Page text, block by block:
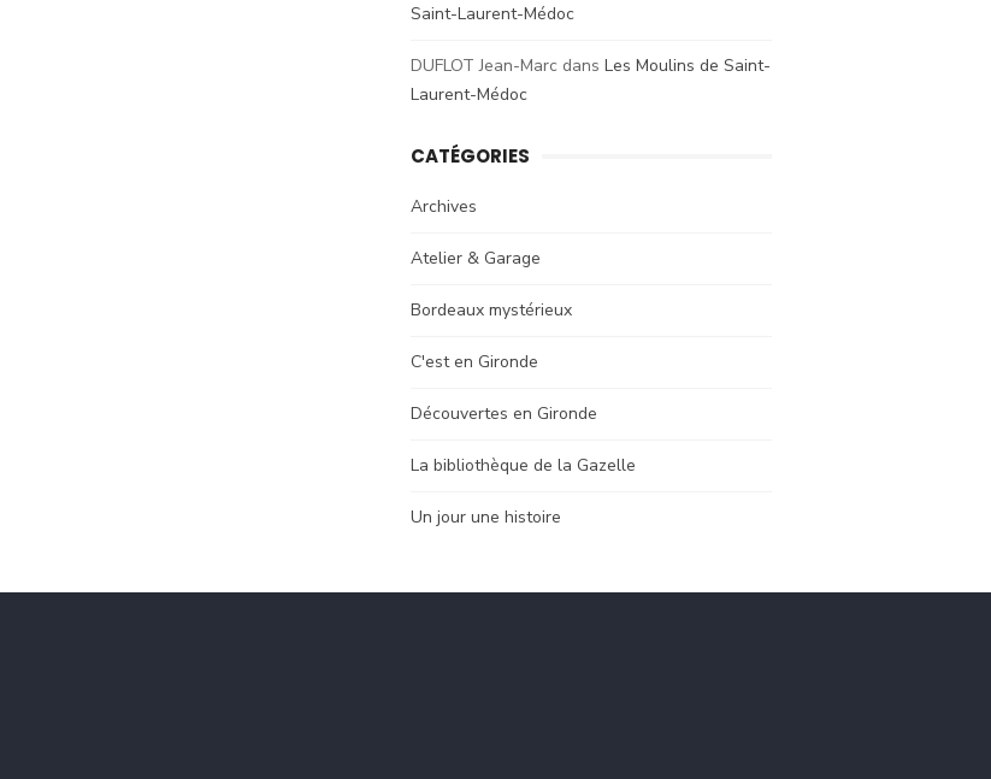
Saint-Laurent-Médoc
DUFLOT Jean-Marc dans Les Moulins de Saint-
Laurent-Médoc
CATÉGORIES
Archives
Atelier & Garage
Bordeaux mystérieux
C'est en Gironde
Découvertes en Gironde
La bibliothèque de la Gazelle
Un jour une histoire